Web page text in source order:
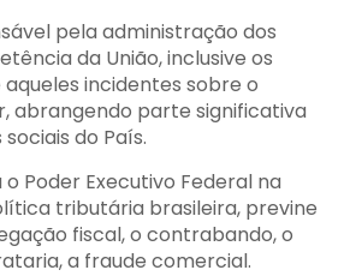
pela administração dos
da União, inclusive os
incidentes sobre o
abrangendo parte significativa
do País.
Poder Executivo Federal na
tributária brasileira, previne
fiscal, o contrabando, o
a fraude comercial.